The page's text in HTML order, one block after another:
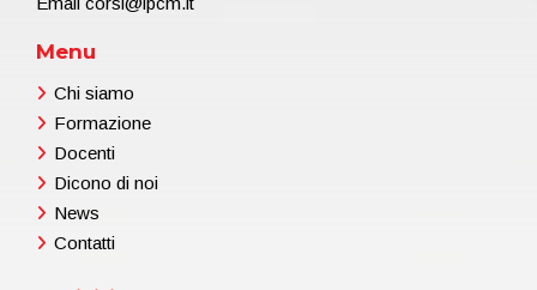
Menu
Chi siamo
Formazione
Docenti
Dicono di noi
News
Contatti